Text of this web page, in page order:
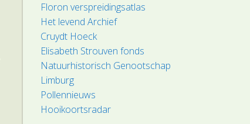
Floron verspreidingsatlas
Het levend Archief
Cruydt Hoeck
Elisabeth Strouven fonds
Natuurhistorisch Genootschap
Limburg
Pollennieuws
Hooikoortsradar